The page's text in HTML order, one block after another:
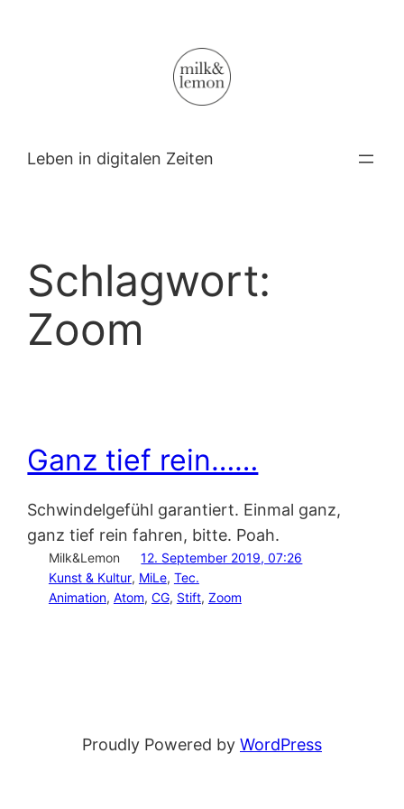
Leben in digitalen Zeiten
Schlagwort:
Zoom
Ganz tief rein……
Schwindelgefühl garantiert. Einmal ganz,
ganz tief rein fahren, bitte. Poah.
Milk&Lemon
12. September 2019, 07:26
Kunst & Kultur, MiLe, Tec.
Animation, Atom, CG, Stift, Zoom
Proudly Powered by WordPress